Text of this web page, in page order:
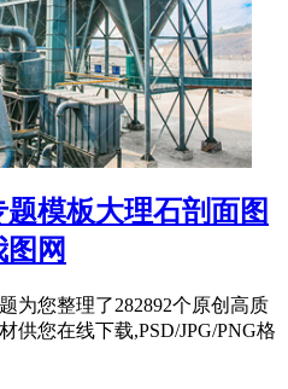
模板大理石剖面图
网
为您整理了282892个原创高质
供您在线下载,PSD/JPG/PNG格